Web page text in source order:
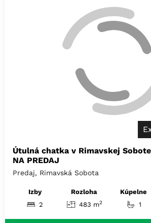
Útulná chatka v Rimavskej
NA PREDAJ
Predaj, Rimavská Sobota
Izby
2
Rozloha
483 m2
Kúpelne
1